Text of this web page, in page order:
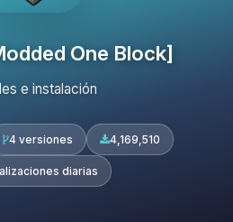
One Block]
e instalación
4 versiones 4,169,510
diarias